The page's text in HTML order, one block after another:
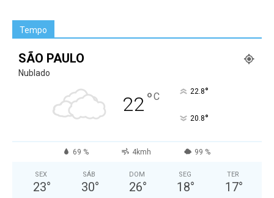
Tempo
SÃO PAULO
Nublado
22°C 22.8°
20.8°
69 % 4kmh 99 %
SEX
23°
SÁB
30°
DOM
26°
SEG
18°
TER
17°